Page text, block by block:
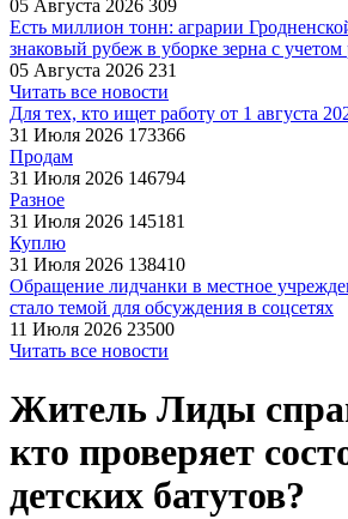
05 Августа 2026 309
Есть миллион тонн: аграрии
знаковый рубеж в уборке зерна с учетом
05 Августа 2026 231
Читать все новости
Для тех, кто ищет работу от 1 августа
31 Июля 2026 173366
Продам
31 Июля 2026 146794
Разное
31 Июля 2026 145181
Куплю
31 Июля 2026 138410
Обращение лидчанки в местное
стало темой для обсуждения в соцсетях
11 Июля 2026 23500
Читать все новости
Житель Лиды
кто проверяет
детских батутов?